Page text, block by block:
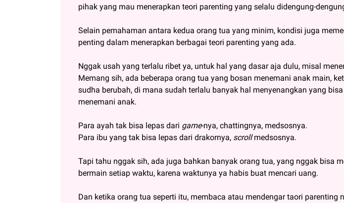
pihak yang mau menerapkan teori parenting yang selalu didengung-
Selain pemahaman antara kedua orang tua yang minim, kondisi juga
penting dalam menerapkan berbagai teori parenting yang ada.
Nggak usah yang terlalu ribet ya, untuk hal yang dasar aja dulu, misal
Memang sih, ada beberapa orang tua yang bosan menemani anak main,
sudha berubah, di mana sudah terlalu banyak hal menyenangkan yang
menemani anak.
Para ayah tak bisa lepas dari game-nya, chattingnya, medsosnya.
Para ibu yang tak bisa lepas dari drakornya, scrollmedsosnya.
Tapi tahu nggak sih, ada juga bahkan banyak orang tua, yang nggak bisa
bermain setiap waktu, karena waktunya ya habis buat mencari uang.
Dan ketika orang tua seperti itu, membaca atau mendengar taori parenting